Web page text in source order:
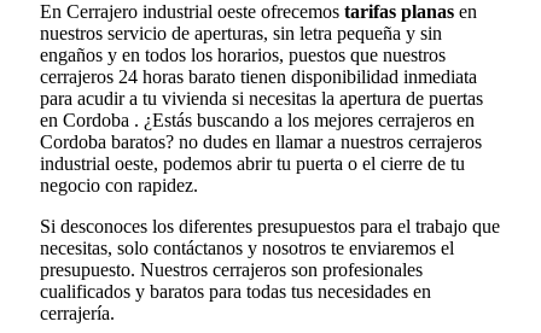
En Cerrajero industrial oeste ofrecemos tarifas planas en
nuestros servicio de aperturas, sin letra pequeña y sin
engaños y en todos los horarios, puestos que nuestros
cerrajeros 24 horas barato tienen disponibilidad inmediata
para acudir a tu vivienda si necesitas la apertura de puertas
en Cordoba . ¿Estás buscando a los mejores cerrajeros en
Cordoba baratos? no dudes en llamar a nuestros cerrajeros
industrial oeste, podemos abrir tu puerta o el cierre de tu
negocio con rapidez.
Si desconoces los diferentes presupuestos para el trabajo que
necesitas, solo contáctanos y nosotros te enviaremos el
presupuesto. Nuestros cerrajeros son profesionales
cualificados y baratos para todas tus necesidades en
cerrajería.